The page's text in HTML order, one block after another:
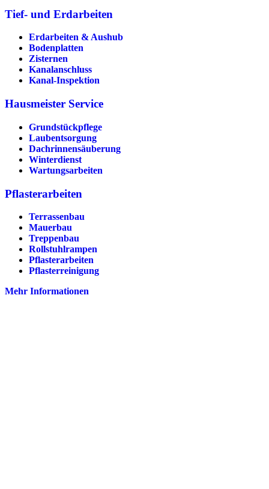
Tief- und Erdarbeiten
Erdarbeiten & Aushub
Bodenplatten
Zisternen
Kanalanschluss
Kanal-Inspektion
Hausmeister Service
Grundstückpflege
Laubentsorgung
Dachrinnen­säuberung
Winterdienst
Wartungsarbeiten
Pflasterarbeiten
Terrassenbau
Mauerbau
Treppenbau
Rollstuhlrampen
Pflasterarbeiten
Pflasterreinigung
Mehr Informationen